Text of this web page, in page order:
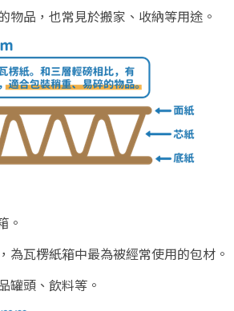
物品，也常見於搬家、收納等用途。
。
為瓦楞紙箱中最為被經常使用的包材。
罐頭、飲料等。